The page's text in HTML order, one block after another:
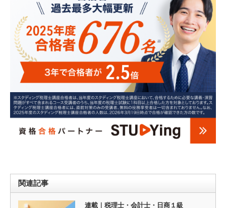
関連記事
連載｜税理士・会計士・日商１級